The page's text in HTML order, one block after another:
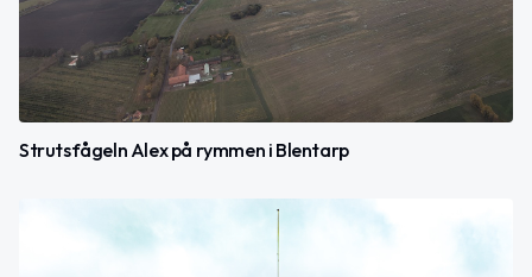
Strutsfågeln Alex på rymmen i Blentarp